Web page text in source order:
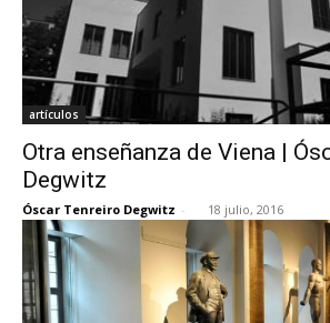
artículos
Otra enseñanza de Viena |
Degwitz
Óscar Tenreiro Degwitz - 18 julio, 2016